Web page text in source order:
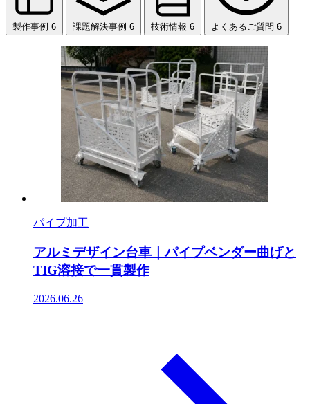
製作事例 6 課題解決事例 6 技術情報 6 よくあるご質問 6
パイプ加工
アルミデザイン台車｜パイプベンダー曲げと
TIG溶接で一貫製作
2026.06.26